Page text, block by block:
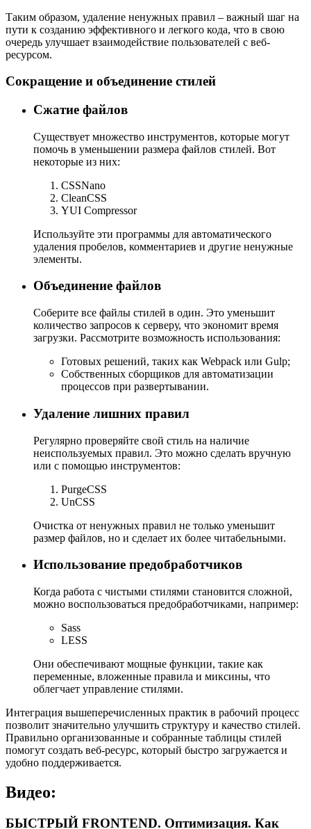
Таким образом, удаление ненужных правил – важный шаг на
пути к созданию эффективного и легкого кода, что в свою
очередь улучшает взаимодействие пользователей с веб-
ресурсом.
Сокращение и объединение стилей
Сжатие файлов
Существует множество инструментов, которые могут
помочь в уменьшении размера файлов стилей. Вот
некоторые из них:
CSSNano
CleanCSS
YUI Compressor
Используйте эти программы для автоматического
удаления пробелов, комментариев и другие ненужные
элементы.
Объединение файлов
Соберите все файлы стилей в один. Это уменьшит
количество запросов к серверу, что экономит время
загрузки. Рассмотрите возможность использования:
Готовых решений, таких как Webpack или Gulp;
Собственных сборщиков для автоматизации
процессов при развертывании.
Удаление лишних правил
Регулярно проверяйте свой стиль на наличие
неиспользуемых правил. Это можно сделать вручную
или с помощью инструментов:
PurgeCSS
UnCSS
Очистка от ненужных правил не только уменьшит
размер файлов, но и сделает их более читабельными.
Использование предобработчиков
Когда работа с чистыми стилями становится сложной,
можно воспользоваться предобработчиками, например:
Sass
LESS
Они обеспечивают мощные функции, такие как
переменные, вложенные правила и миксины, что
облегчает управление стилями.
Интеграция вышеперечисленных практик в рабочий процесс
позволит значительно улучшить структуру и качество стилей.
Правильно организованные и собранные таблицы стилей
помогут создать веб-ресурс, который быстро загружается и
удобно поддерживается.
Видео:
БЫСТРЫЙ FRONTEND. Оптимизация. Как